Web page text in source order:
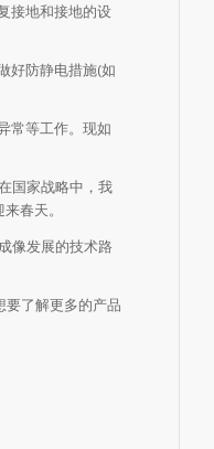
接地和接地的设
好防静电措施(如
常等工作。现如
国家战略中，我
春天。
像发展的技术路
了解更多的产品